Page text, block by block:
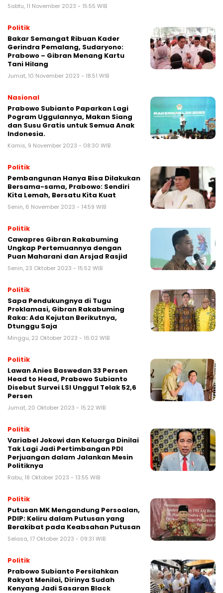
Sabtu, 11 November 2023 - 15:55 WIB
Politik
Bakar Semangat Ribuan Kader
Gerindra Pemalang, Sudaryono:
Prabowo – Gibran Menang Kartu
Tani Hilang
Jumat, 10 November 2023 - 18:51 WIB
Nasional
Prabowo Subianto Paparkan Lagi
Pogram Uggulannya, Makan Siang
dan Susu Gratis untuk Semua Anak
Indonesia.
Kamis, 9 November 2023 - 08:30 WIB
Politik
Pembangunan Hanya Bisa Dilakukan
Bersama-sama, Prabowo: Sendiri
Kita Lemah, Bersatu Kita Kuat
Senin, 6 November 2023 - 14:59 WIB
Politik
Cawapres Gibran Rakabuming
Ungkap Pertemuannya dengan
Puan Maharani dan Arsjad Rasjid
Senin, 23 Oktober 2023 - 15:52 WIB
Politik
Sapa Pendukungnya di Tugu
Proklamasi, Gibran Rakabuming
Raka: Ada Kejutan Berikutnya,
Dtunggu Saja
Minggu, 22 Oktober 2023 - 16:02 WIB
Politik
Lawan Anies Baswedan 33 Persen
Head to Head, Prabowo Subianto
Disebut Survei LSI Unggul Telak 52,6
Persen
Jumat, 20 Oktober 2023 - 15:22 WIB
Politik
Variabel Jokowi dan Keluarga Dinilai
Tak Lagi Jadi Pertimbangan PDI
Perjuangan dalam Jalankan Mesin
Politiknya
Rabu, 18 Oktober 2023 - 13:55 WIB
Politik
Putusan MK Mengandung Persoalan,
PDIP: Keliru dalam Putusan yang
Berakibat pada Keabsahan Putusan
Selasa, 17 Oktober 2023 - 09:31 WIB
Politik
Prabowo Subianto Persilahkan
Rakyat Menilai, Dirinya Sudah
Kenyang Jadi Sasaran Black